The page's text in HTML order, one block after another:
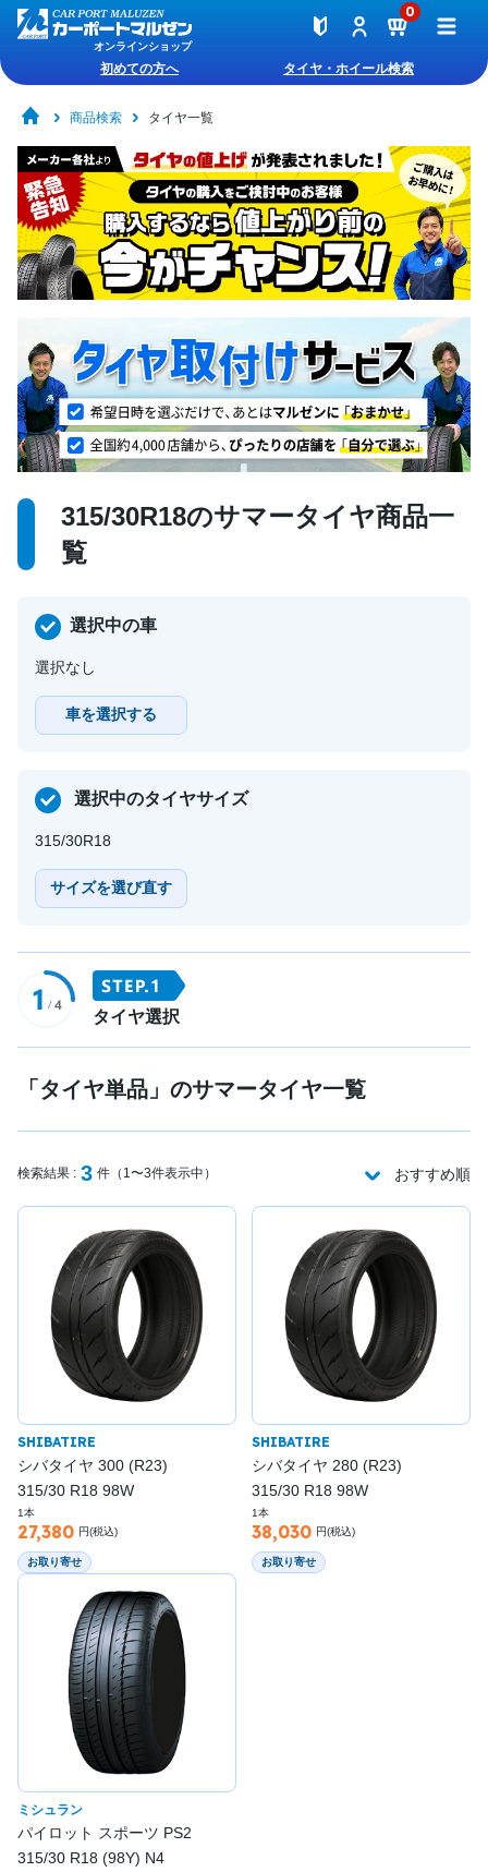
オンラインショップ
0
初めての方へ タイヤ・ホイール検索
商品検索 タイヤ一覧
315/30R18のサマータイヤ商品一
覧
選択中の車
選択なし
車を選択する
選択中のタイヤサイズ
315/30R18
サイズを選び直す
タイヤ選択
「タイヤ単品」のサマータイヤ一覧
検索結果 : 3 件（1〜3件表示中） おすすめ順
SHIBATIRE
シバタイヤ 300 (R23)
315/30 R18 98W
1本
27,380 円(税込)
お取り寄せ
SHIBATIRE
シバタイヤ 280 (R23)
315/30 R18 98W
1本
38,030 円(税込)
お取り寄せ
ミシュラン
パイロット スポーツ PS2
315/30 R18 (98Y) N4